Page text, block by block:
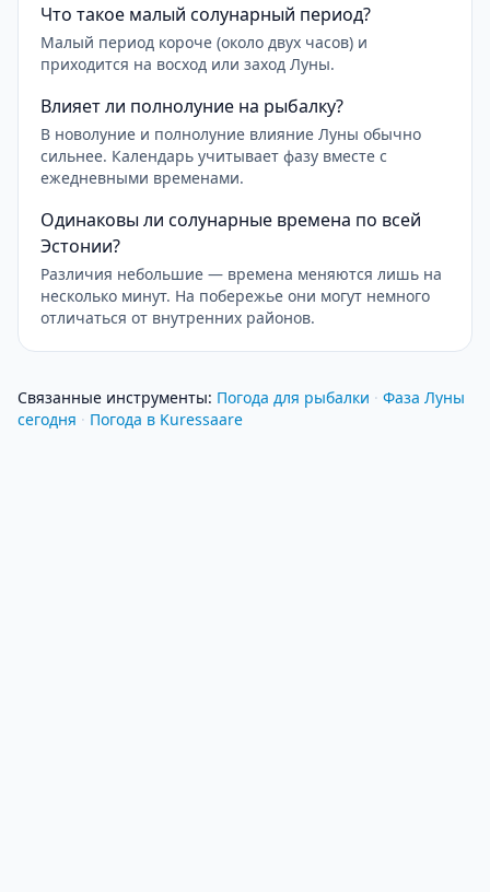
Что такое малый солунарный период?
Малый период короче (около двух часов) и
приходится на восход или заход Луны.
Влияет ли полнолуние на рыбалку?
В новолуние и полнолуние влияние Луны обычно
сильнее. Календарь учитывает фазу вместе с
ежедневными временами.
Одинаковы ли солунарные времена по всей
Эстонии?
Различия небольшие — времена меняются лишь на
несколько минут. На побережье они могут немного
отличаться от внутренних районов.
Связанные инструменты: Погода для рыбалки · Фаза Луны
сегодня · Погода в Kuressaare